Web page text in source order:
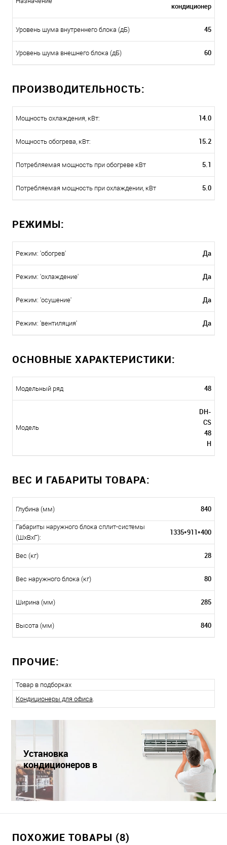
кондиционер
Уровень шума внутреннего блока (дБ) 45
Уровень шума внешнего блока (дБ) 60
ПРОИЗВОДИТЕЛЬНОСТЬ:
Мощность охлаждения, кВт: 14.0
Мощность обогрева, кВт: 15.2
Потребляемая мощность при обогреве кВт 5.1
Потребляемая мощность при охлаждении, кВт 5.0
РЕЖИМЫ:
Режим: 'обогрев' Да
Режим: 'охлаждение' Да
Режим: 'осушение' Да
Режим: 'вентиляция' Да
ОСНОВНЫЕ ХАРАКТЕРИСТИКИ:
Модельный ряд 48
Модель
DH-
CS
48
H
ВЕС И ГАБАРИТЫ ТОВАРА:
Глубина (мм) 840
Габариты наружного блока сплит-системы
(ШxВxГ):
1335*911*400
Вес (кг) 28
Вес наружного блока (кг) 80
Ширина (мм) 285
Высота (мм) 840
ПРОЧИЕ:
Товар в подборках
Кондиционеры для офиса.
Установка
кондиционеров в
Краснодаре
ПОХОЖИЕ ТОВАРЫ (8)